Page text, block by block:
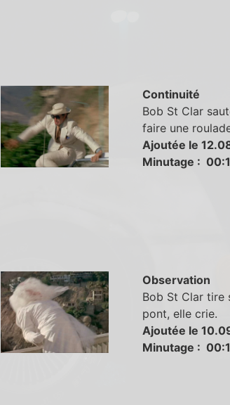
Continuité
Bob St Clar
faire une
Ajoutée le
Minutage :
Observation
Bob St Clar tire
pont, elle crie.
Ajoutée le
Minutage :